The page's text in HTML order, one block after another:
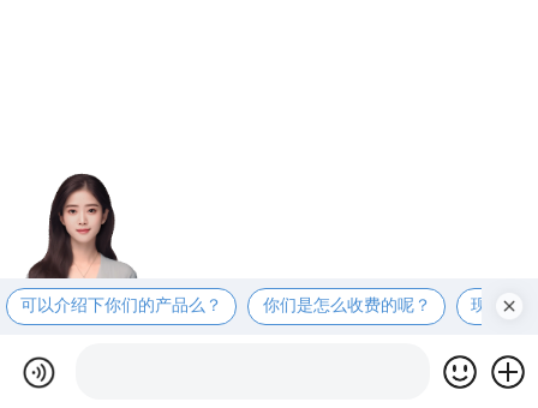
可以介绍下你们的产品么？ 你们是怎么收费的呢？ 现在有